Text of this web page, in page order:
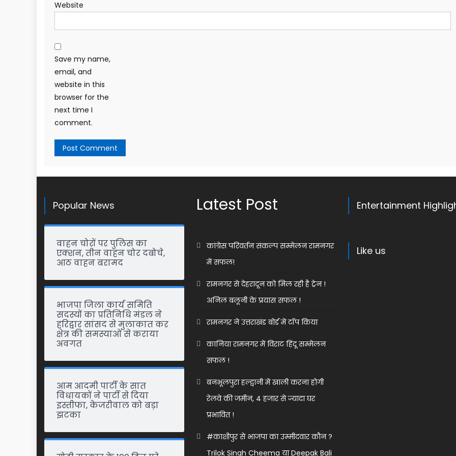
Website
Save my name,
email, and
website in this
browser for the
next time I
comment.
Popular News
वाहन चोरों पर पुलिस का
एक्शन, तीन वाहन चोर दबोचे,
आठ वाहन बरामद
भाजपा जिला कार्य समिति
सदस्यों का प्रतिनिधि मंडल ने
हरिद्वार सांसद से मुलाकात कर
क्षेत्र की समस्याओं से कराया
अवगत
आम आदमी पार्टी के सात
विधायकों ने पार्टी से दिया
इस्तीफा, केजरीवाल को बड़ा
झटका
Latest Post
कांग्रेस परिवर्तन संकल्प सम्मेलन रामनगर
में सफल!
रामनगर से देहरादून को मिल रही है ट्रेन !
अनिल बलूनी के प्रयास सफल !
रामनगर ने उत्तराखंड बोर्ड में टॉप किया
कानिया रामनगर में विराट हिंदू सम्मेलन
सफल !
बनभूलपुरा हल्द्वानी में खाली करना होगी
रेलवे की जमीन, 4 हजार से ज्यादा घर
प्रभावित !
#काशीपुर से भाजपा का उम्मीदवार कौन ?
Trilok Singh Cheema या Deepak Bali
Entertainment
Like us